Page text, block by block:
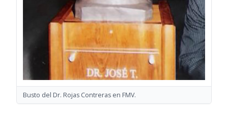
Busto del Dr. Rojas Contreras en FMV.